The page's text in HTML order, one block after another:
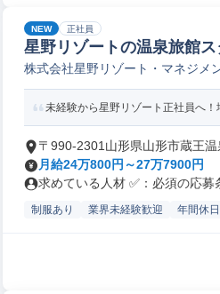
NEW 正社員
星野リゾートの温泉旅館
株式会社星野リゾート・マネジメ
未経験から星野リゾート正社員へ
〒990-2301山形県山形市蔵王温
月給24万800円～27万7900円
求めている人材 ✅：必須
制服あり 業界未経験歓迎 年間休